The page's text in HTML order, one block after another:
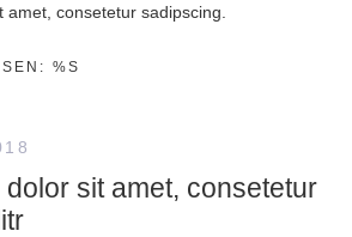
consetetur sadipscing.
%S
sit amet, consetetur